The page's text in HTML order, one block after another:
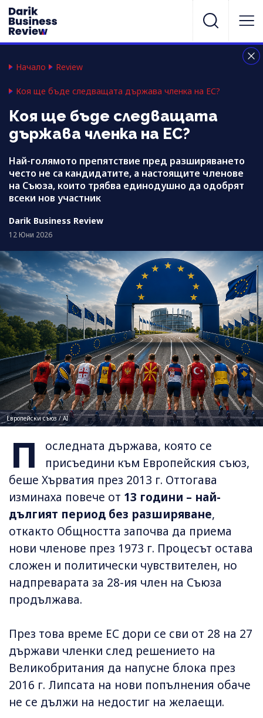
Начало Review
Коя ще бъде следващата държава членка на ЕС?
Коя ще бъде следващата
държава членка на ЕС?
Най-голямото препятствие пред разширяването
често не са кандидатите, а настоящите членове
на Съюза, които трябва единодушно да одобрят
всеки нов участник
Darik Business Review
12 Юни 2026
Европейски съюз / AI
П
оследната държава, която се
присъедини към Европейския съюз,
беше Хърватия през 2013 г. Оттогава
изминаха повече от 13 години – най-
дългият период без разширяване,
откакто Общността започва да приема
нови членове през 1973 г. Процесът остава
сложен и политически чувствителен, но
надпреварата за 28-ия член на Съюза
продължава.
През това време ЕС дори се сви от 28 на 27
държави членки след решението на
Великобритания да напусне блока през
2016 г. Липсата на нови попълнения обаче
не се дължи на недостиг на желаещи.